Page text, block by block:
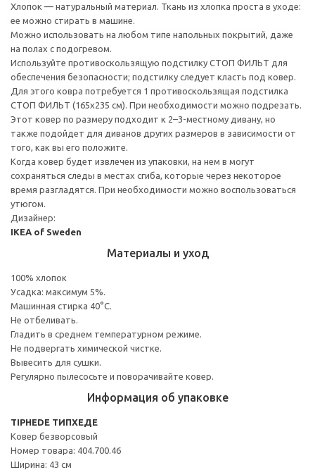
Хлопок — натуральный материал. Ткань из хлопка проста в уходе:
ее можно стирать в машине.
Можно использовать на любом типе напольных покрытий, даже
на полах с подогревом.
Используйте противоскользящую подстилку СТОП ФИЛЬТ для
обеспечения безопасности; подстилку следует класть под ковер.
Для этого ковра потребуется 1 противоскользящая подстилка
СТОП ФИЛЬТ (165x235 см). При необходимости можно подрезать.
Этот ковер по размеру подходит к 2–3-местному дивану, но
также подойдет для диванов других размеров в зависимости от
того, как вы его положите.
Когда ковер будет извлечен из упаковки, на нем в могут
сохраняться следы в местах сгиба, которые через некоторое
время разгладятся. При необходимости можно воспользоваться
утюгом.
Дизайнер:
IKEA of Sweden
Материалы и уход
100% хлопок
Усадка: максимум 5%.
Машинная стирка 40°С.
Не отбеливать.
Гладить в среднем температурном режиме.
Не подвергать химической чистке.
Вывесить для сушки.
Регулярно пылесосьте и поворачивайте ковер.
Информация об упаковке
TIPHEDE ТИПХЕДЕ
Ковер безворсовый
Номер товара: 404.700.46
Ширина: 43 см